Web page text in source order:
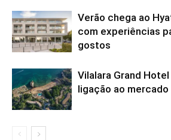
Verão chega ao
com experiências
gostos
Vilalara Grand
ligação ao